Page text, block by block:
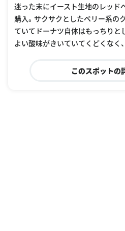
迷った末にイースト生地のレッド
購入。サクサクとしたベリー系の
ていてドーナツ自体はもっちりと
よい酸味がきいていてくどくなく
このスポットの